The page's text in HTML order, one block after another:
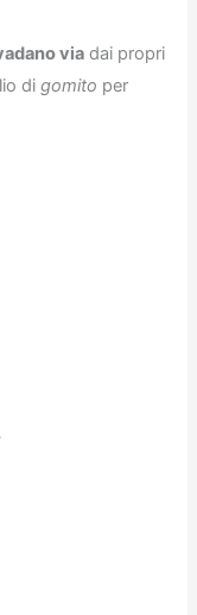
via dai propri
digomito per